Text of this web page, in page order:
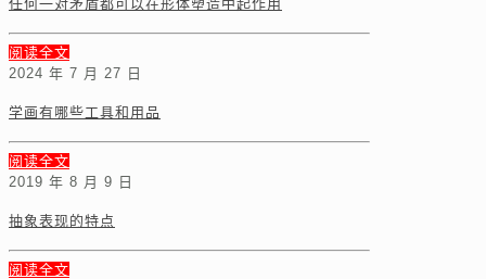
任何一对矛盾都可以在形体塑造中起作用
阅读全文
2024 年 7 月 27 日
学画有哪些工具和用品
阅读全文
2019 年 8 月 9 日
抽象表现的特点
阅读全文